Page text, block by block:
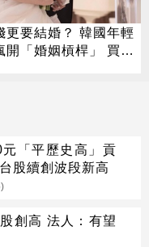
更要結婚？ 韓國年輕
開「婚姻槓桿」 買房
轉階級
「平歷史高」貢
股續創波段新高
創高 法人：有望